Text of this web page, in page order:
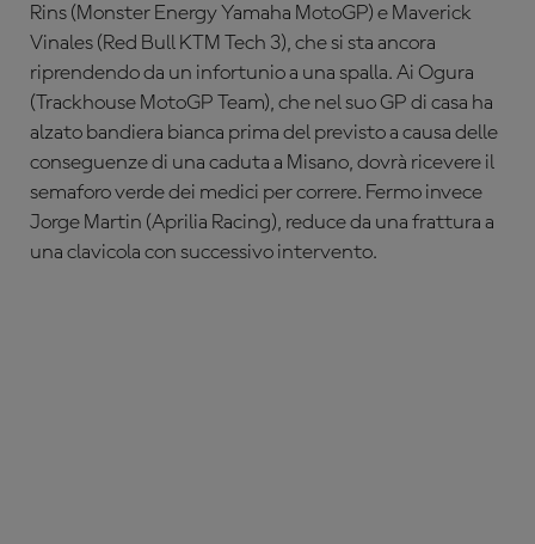
Rins (Monster Energy Yamaha MotoGP) e Maverick
Vinales (Red Bull KTM Tech 3), che si sta ancora
riprendendo da un infortunio a una spalla. Ai Ogura
(Trackhouse MotoGP Team), che nel suo GP di casa ha
alzato bandiera bianca prima del previsto a causa delle
conseguenze di una caduta a Misano, dovrà ricevere il
semaforo verde dei medici per correre. Fermo invece
Jorge Martin (Aprilia Racing), reduce da una frattura a
una clavicola con successivo intervento.